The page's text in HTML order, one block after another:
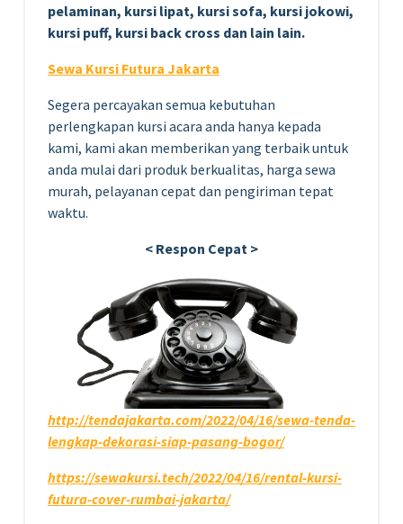
pelaminan, kursi lipat, kursi sofa, kursi jokowi,
kursi puff, kursi back cross dan lain lain.
Sewa Kursi Futura Jakarta
Segera percayakan semua kebutuhan
perlengkapan kursi acara anda hanya kepada
kami, kami akan memberikan yang terbaik untuk
anda mulai dari produk berkualitas, harga sewa
murah, pelayanan cepat dan pengiriman tepat
waktu.
< Respon Cepat >
http://tendajakarta.com/2022/04/16/sewa-tenda-
lengkap-dekorasi-siap-pasang-bogor/
https://sewakursi.tech/2022/04/16/rental-kursi-
futura-cover-rumbai-jakarta/